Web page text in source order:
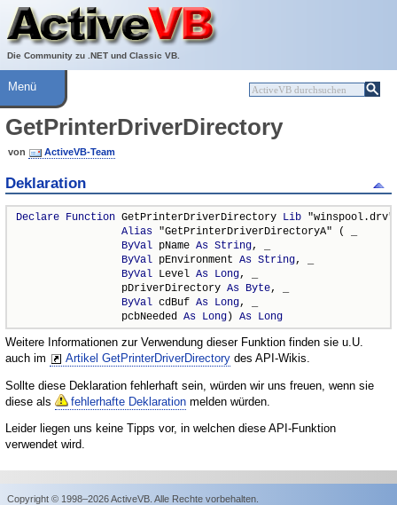
Die Community zu .NET und Classic VB.
Über ActiveVB
Hilfe
Menü
GetPrinterDriverDirectory
von ActiveVB-Team
Deklaration
Declare Function GetPrinterDriverDirectory Lib
Alias "GetPrinterDriverDirectoryA" ( _
ByVal pName As String, _
ByVal pEnvironment As String, _
ByVal Level As Long, _
                 pDriverDirectory
As Byte, _
ByVal cdBuf As Long, _
                 pcbNeeded
As Long) As Long
Weitere Informationen zur Verwendung dieser Funktion finden sie u.U.
auch im
Artikel GetPrinterDriverDirectory des API-Wikis.
Sollte diese Deklaration fehlerhaft sein, würden wir uns freuen, wenn sie
diese als
fehlerhafte Deklaration melden würden.
Leider liegen uns keine Tipps vor, in welchen diese API-Funktion
verwendet wird.
Copyright © 1998–2026 ActiveVB. Alle Rechte vorbehalten.